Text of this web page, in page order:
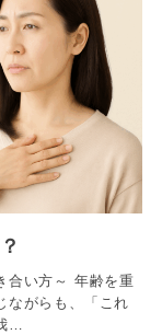
合い方～ 年齢を重
ながらも、「これ
…